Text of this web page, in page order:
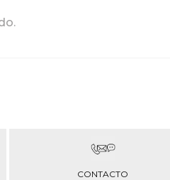
CONTACTO